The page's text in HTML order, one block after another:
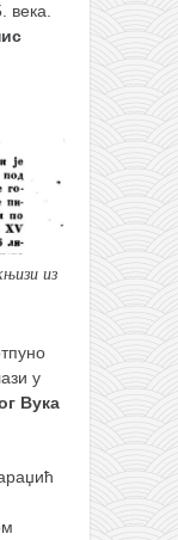
века.
из
у
Вука